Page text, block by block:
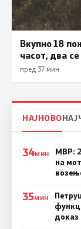
Вкупно 18
часот, два
пред 37 мин.
НАЈНОВО
34МИН
МВР:
на
35МИН
доказ